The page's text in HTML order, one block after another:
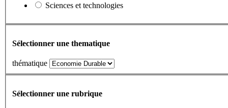
Sciences et technologies
Sélectionner une thematique
thématique
Sélectionner une rubrique